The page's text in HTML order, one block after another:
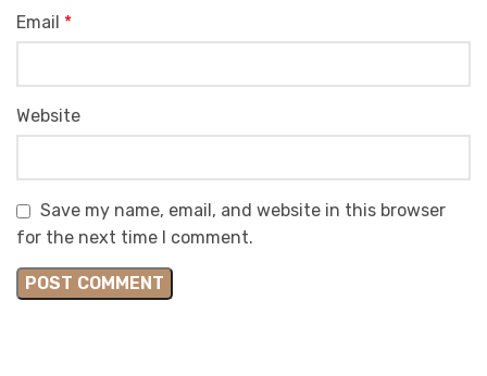
Email *
Website
Save my name, email, and website in this browser
for the next time I comment.